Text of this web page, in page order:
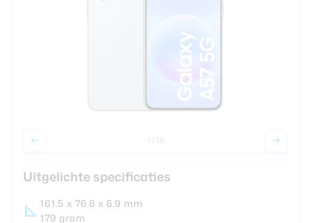
1 /16
Uitgelichte specificaties
161.5 x 76.8 x 6.9 mm
179 gram
Login